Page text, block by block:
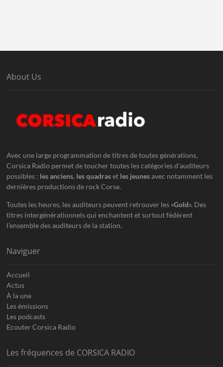
About Us
Avec une large programmation de titres de toutes générations,
Corsica Radio permet de toucher toutes les catégories d’auditeurs
possibles : les anciens, les quadraset les jeunesavec notamment les
dernières productions de rock Corse.
Toutes les heures, les auditeurs peuvent retrouver les «Gold». Des
titres intergénérationnels qui enchantent et surtout fédèrent
l’ensemble des auditeurs de la station.
Naviguer
Accueil
Actus
À la une
Les émissions
Les podcasts
Ecouter Corsica Radio
Les fréquences de CORSICA RADIO